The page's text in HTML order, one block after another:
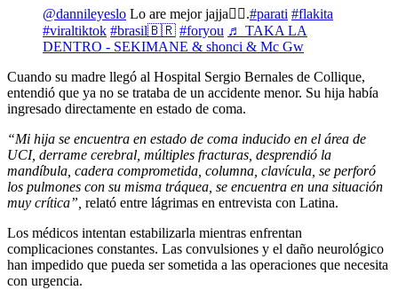
@dannileyeslo Lo are mejor jajja👍🏻.#parati #flakita
#viraltiktok #brasil🇧🇷 #foryou ♬ TAKA LA
DENTRO - SEKIMANE & shonci & Mc Gw
Cuando su madre llegó al Hospital Sergio Bernales de Collique,
entendió que ya no se trataba de un accidente menor. Su hija había
ingresado directamente en estado de coma.
“Mi hija se encuentra en estado de coma inducido en el área de
UCI, derrame cerebral, múltiples fracturas, desprendió la
mandíbula, cadera comprometida, columna, clavícula, se perforó
los pulmones con su misma tráquea, se encuentra en una situación
muy crítica”, relató entre lágrimas en entrevista con Latina.
Los médicos intentan estabilizarla mientras enfrentan
complicaciones constantes. Las convulsiones y el daño neurológico
han impedido que pueda ser sometida a las operaciones que necesita
con urgencia.